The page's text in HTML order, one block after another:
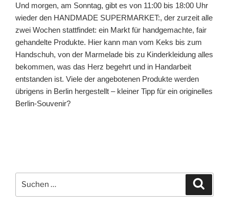
Und morgen, am Sonntag, gibt es von 11:00 bis 18:00 Uhr
wieder den HANDMADE SUPERMARKET:, der zurzeit alle
zwei Wochen stattfindet: ein Markt für handgemachte, fair
gehandelte Produkte. Hier kann man vom Keks bis zum
Handschuh, von der Marmelade bis zu Kinderkleidung alles
bekommen, was das Herz begehrt und in Handarbeit
entstanden ist. Viele der angebotenen Produkte werden
übrigens in Berlin hergestellt – kleiner Tipp für ein originelles
Berlin-Souvenir?
nach: